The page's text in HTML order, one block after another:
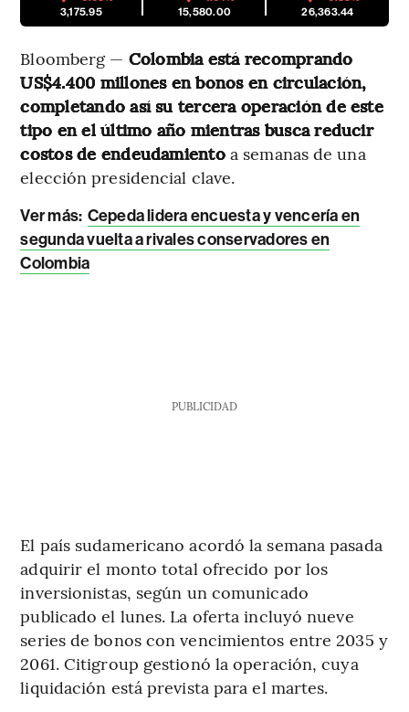
3,175.95
15,580.00
26,363.44
Bloomberg — Colombia está recomprando
US$4.400 millones en bonos en circulación,
completando así su tercera operación de este
tipo en el último año mientras busca reducir
costos de endeudamientoa semanas de una
elección presidencial clave.
Ver más: Cepeda lidera encuesta y vencería en
segunda vuelta a rivales conservadores en
Colombia
PUBLICIDAD
El país sudamericano acordó la semana pasada
adquirir el monto total ofrecido por los
inversionistas, según un comunicado
publicado el lunes. La oferta incluyó nueve
series de bonos con vencimientos entre 2035 y
2061. Citigroup gestionó la operación, cuya
liquidación está prevista para el martes.